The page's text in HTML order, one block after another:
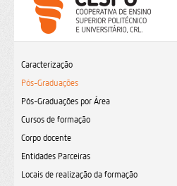
Formação
Serviços de Saúde
CESPU
Sites do grupo
Utilizador
Caracterização
Pós-Graduações
Pós-Graduações por Área
Cursos de formação
Corpo docente
Entidades Parceiras
Locais de realização da formação